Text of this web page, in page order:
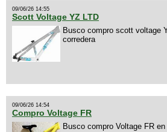
09/06/26 14:55
Scott Voltage YZ LTD
Busco compro scott voltage
corredera
09/06/26 14:54
Compro Voltage FR
Busco compro Voltage FR